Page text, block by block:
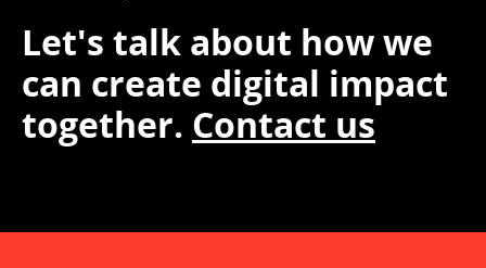
Let's talk about how we
can create digital impact
together. Contact us